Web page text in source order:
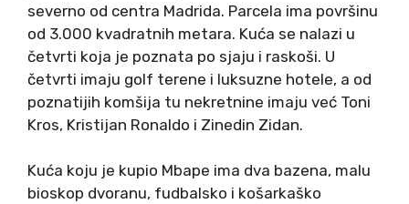
severno od centra Madrida. Parcela ima površinu
od 3.000 kvadratnih metara. Kuća se nalazi u
četvrti koja je poznata po sjaju i raskoši. U
četvrti imaju golf terene i luksuzne hotele, a od
poznatijih komšija tu nekretnine imaju već Toni
Kros, Kristijan Ronaldo i Zinedin Zidan.
Kuća koju je kupio Mbape ima dva bazena, malu
bioskop dvoranu, fudbalsko i košarkaško